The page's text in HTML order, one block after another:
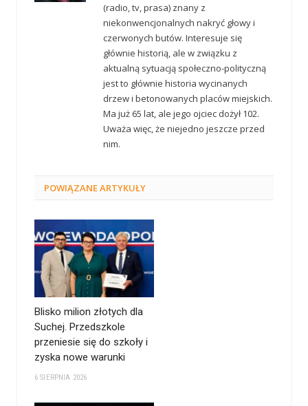
(radio, tv, prasa) znany z
niekonwencjonalnych nakryć głowy i
czerwonych butów. Interesuje się
głównie historią, ale w związku z
aktualną sytuacją społeczno-polityczną
jest to głównie historia wycinanych
drzew i betonowanych placów miejskich.
Ma już 65 lat, ale jego ojciec dożył 102.
Uważa więc, że niejedno jeszcze przed
nim.
POWIĄZANEARTYKUŁY
Blisko milion złotych dla
Suchej. Przedszkole
przeniesie się do szkoły i
zyska nowe warunki
6 SIERPNIA 2026